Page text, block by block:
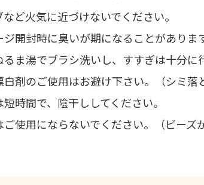
など火気に近づけないでください。
ジ開封時に臭いが期になることがあり
るま湯でブラシ洗いし、すすぎは十分に
白剤のご使用はお避け下さい。（シミ
時間で、陰干ししてください。
ご使用にならないでください。（ビーズ